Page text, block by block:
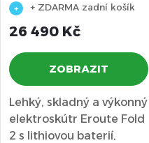
+ ZDARMA zadní košík
26 490 Kč
ZOBRAZIT
Lehký, skladný a výkonný
elektroskútr Eroute Fold
2 s lithiovou baterií,